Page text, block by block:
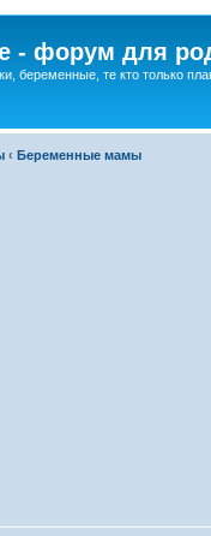
- форум для
беременные, те кто только
‹ Беременные мамы